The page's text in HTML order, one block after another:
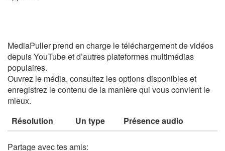
MediaPuller prend en charge le téléchargement de vidéos
depuis YouTube et d’autres plateformes multimédias
populaires.
Ouvrez le média, consultez les options disponibles et
enregistrez le contenu de la manière qui vous convient le
mieux.
Résolution
Un type Présence audio
Partage avec tes amis: